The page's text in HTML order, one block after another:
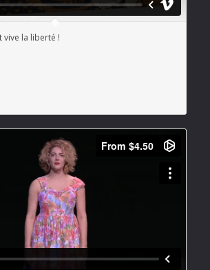
vive la liberté !